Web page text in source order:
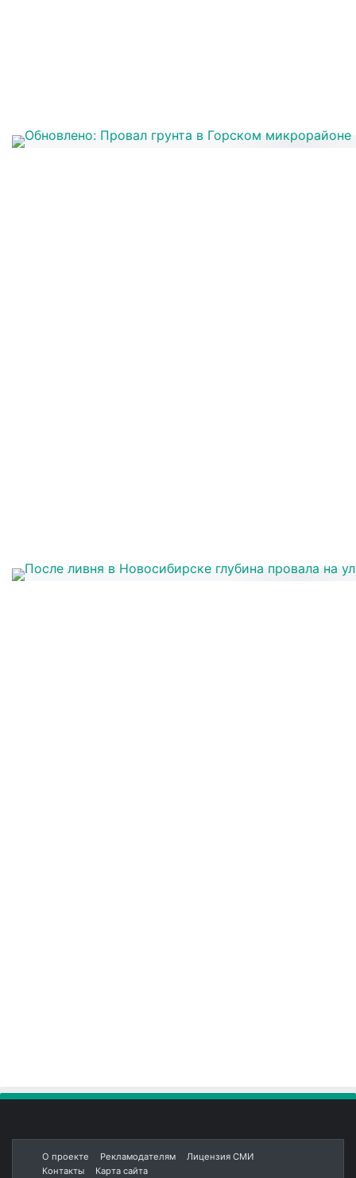
О проекте Рекламодателям
Лицензия СМИ
Контакты
Карта сайта